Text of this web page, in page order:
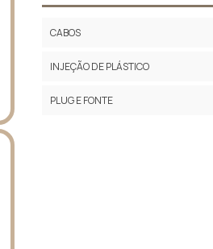
CABOS
INJEÇÃO DE PLÁSTICO
PLUG E FONTE